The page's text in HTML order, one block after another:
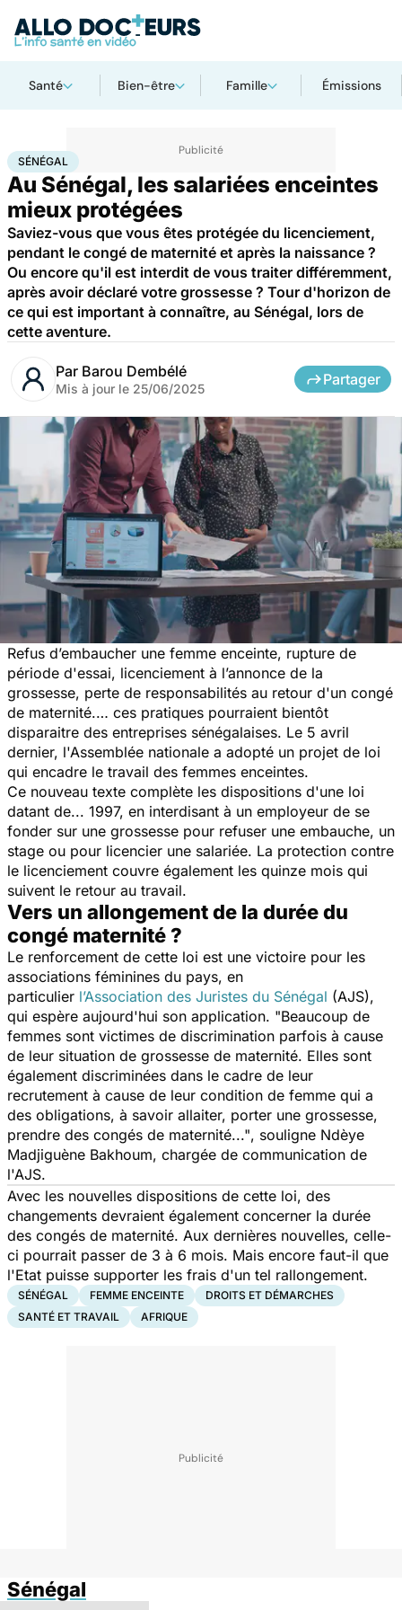
Santé Bien-être Famille Émissions
AccueilSanté
SÉNÉGAL
Au Sénégal, les salariées enceintes
mieux protégées
Saviez-vous que vous êtes protégée du licenciement,
pendant le congé de maternité et après la naissance ?
Ou encore qu'il est interdit de vous traiter différemment,
après avoir déclaré votre grossesse ? Tour d'horizon de
ce qui est important à connaître, au Sénégal, lors de
cette aventure.
Par Barou Dembélé
Mis à jour le 25/06/2025
Partager
Refus d’embaucher une femme enceinte, rupture de
période d'essai, licenciement à l’annonce de la
grossesse, perte de responsabilités au retour d'un congé
de maternité.… ces pratiques pourraient bientôt
disparaitre des entreprises sénégalaises. Le 5 avril
dernier, l'Assemblée nationale a adopté un projet de loi
qui encadre le travail des femmes enceintes.
Ce nouveau texte complète les dispositions d'une loi
datant de... 1997, en interdisant à un employeur de se
fonder sur une grossesse pour refuser une embauche, un
stage ou pour licencier une salariée. La protection contre
le licenciement couvre également les quinze mois qui
suivent le retour au travail.
Vers un allongement de la durée du
congé maternité ?
Le renforcement de cette loi est une victoire pour les
associations féminines du pays, en
particulier l’Association des Juristes du Sénégal (AJS),
qui espère aujourd'hui son application. "Beaucoup de
femmes sont victimes de discrimination parfois à cause
de leur situation de grossesse de maternité. Elles sont
également discriminées dans le cadre de leur
recrutement à cause de leur condition de femme qui a
des obligations, à savoir allaiter, porter une grossesse,
prendre des congés de maternité...", souligne Ndèye
Madjiguène Bakhoum, chargée de communication de
l'AJS.
Avec les nouvelles dispositions de cette loi, des
changements devraient également concerner la durée
des congés de maternité. Aux dernières nouvelles, celle-
ci pourrait passer de 3 à 6 mois. Mais encore faut-il que
l'Etat puisse supporter les frais d'un tel rallongement.
SÉNÉGAL FEMME ENCEINTE
DROITS ET DÉMARCHES
SANTÉ ET TRAVAIL
AFRIQUE
Sénégal